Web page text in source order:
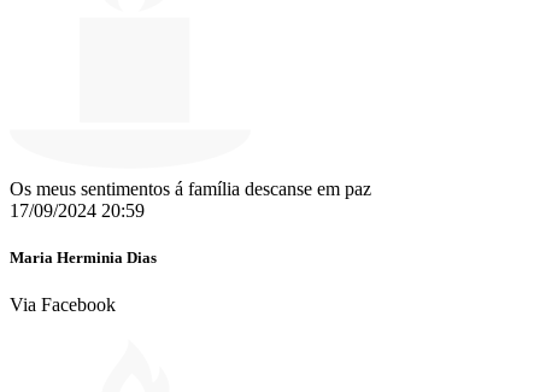
Os meus sentimentos á família descanse em paz
17/09/2024 20:59
Maria Herminia Dias
Via Facebook